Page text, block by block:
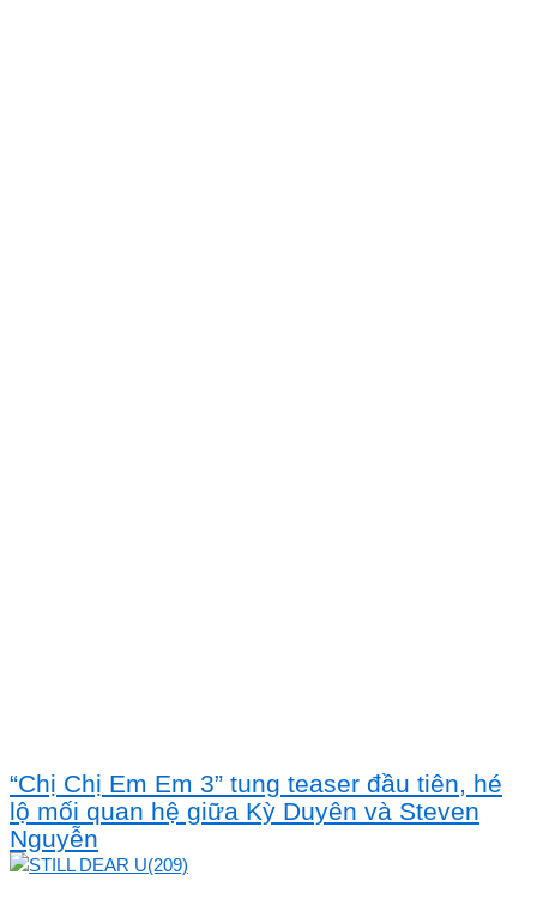
“Chị Chị Em Em 3” tung teaser đầu tiên, hé
lộ mối quan hệ giữa Kỳ Duyên và Steven
Nguyễn